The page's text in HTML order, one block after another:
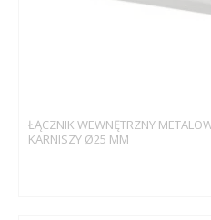
ŁĄCZNIK WEWNĘTRZNY
KARNISZY Ø25 MM